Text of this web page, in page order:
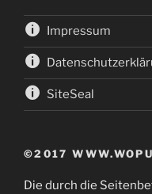
Impressum
SiteSeal
©2017
Die durch die